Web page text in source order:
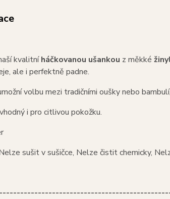
kvalitníháčkovanou ušankou z měkké
ale i perfektně padne.
volbu mezi tradičními oušky nebo
i pro citlivou pokožku.
sušit v sušičce, Nelze čistit chemicky,